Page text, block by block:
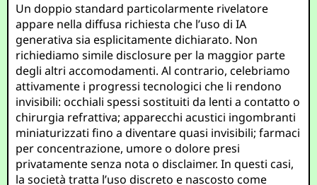
Un doppio standard particolarmente rivelatore
appare nella diffusa richiesta che l’uso di IA
generativa sia esplicitamente dichiarato. Non
richiediamo simile disclosure per la maggior parte
degli altri accomodamenti. Al contrario, celebriamo
attivamente i progressi tecnologici che li rendono
invisibili: occhiali spessi sostituiti da lenti a contatto o
chirurgia refrattiva; apparecchi acustici ingombranti
miniaturizzati fino a diventare quasi invisibili; farmaci
per concentrazione, umore o dolore presi
privatamente senza nota o disclaimer. In questi casi,
la società tratta l’uso discreto e nascosto come